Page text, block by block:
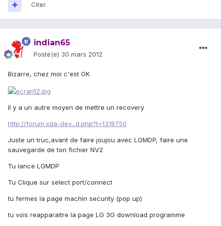
Citer
indian65
Posté(e) 30 mars 2012
Bizarre, chez moi c'est OK
Il y a un autre moyen de mettre un recovery
http://forum.xda-dev...d.php?t=1318750
Juste un truc,avant de faire joujou avec LGMDP, faire une
sauvegarde de ton fichier NV2
Tu lance LGMDP
Tu Clique sur select port/connect
tu fermes la page machin security (pop up)
tu vois reapparaitre la page LG 3G download programme